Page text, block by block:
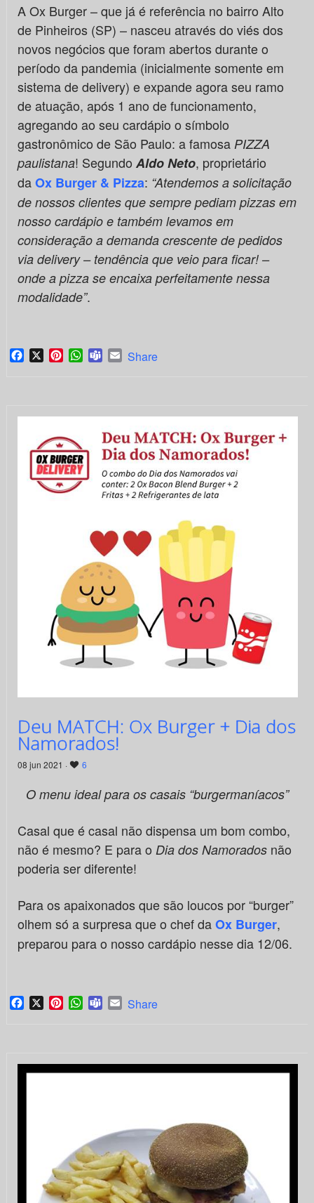
A Ox Burger – que já é referência no bairro Alto
de Pinheiros (SP) – nasceu através do viés dos
novos negócios que foram abertos durante o
período da pandemia (inicialmente somente em
sistema de delivery) e expande agora seu ramo
de atuação, após 1 ano de funcionamento,
agregando ao seu cardápio o símbolo
gastronômico de São Paulo: a famosa PIZZA
paulistana! Segundo Aldo Neto, proprietário
daOx Burger & Pizza: “Atendemos a solicitação
de nossos clientes que sempre pediam pizzas em
nosso cardápio e também levamos em
consideração a demanda crescente de pedidos
via delivery – tendência que veio para ficar! –
onde a pizza se encaixa perfeitamente nessa
modalidade”.
Facebook
X PinterestWhatsApp
TeamsEmail
Share
Deu MATCH: Ox Burger + Dia dos
Namorados!
08 jun 2021 · 6
O menu ideal para os casais “burgermaníacos”
Casal que é casal não dispensa um bom combo,
não é mesmo? E para o Dia dos Namoradosnão
poderia ser diferente!
Para os apaixonados que são loucos por “burger”
olhem só a surpresa que o chef daOx Burger,
preparou para o nosso cardápio nesse dia 12/06.
Facebook
X PinterestWhatsApp
TeamsEmail
Share